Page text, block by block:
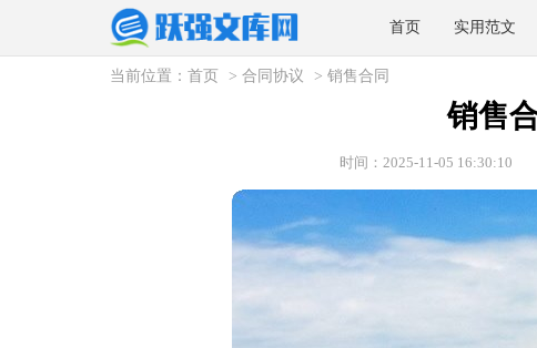
首页 实用范文
当前位置： 首页 > 合同协议 > 销售合同
销售
时间：2025-11-05 16:30:10